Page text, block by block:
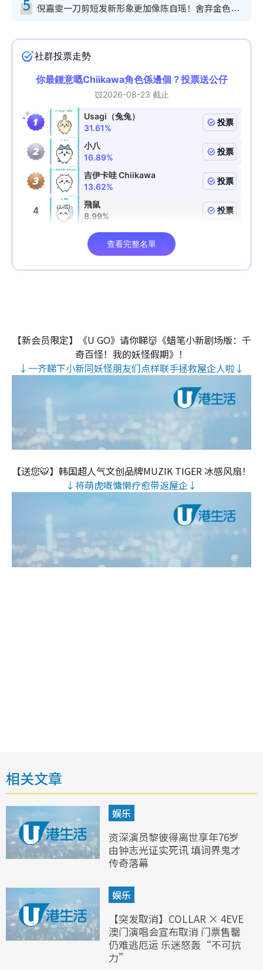
5 倪嘉雯一刀剪短发新形象更加像陈自瑶！舍弃金色长发造型气质大变超惊喜
【新会员限定】《U GO》请你睇👹《蜡笔小新剧场版：千
奇百怪！我的妖怪假期》！
↓一齐睇下小新同妖怪朋友们点样联手拯救屋企人啦↓
【送您🐯】韩国超人气文创品牌MUZIK TIGER 冰感风扇！
↓将萌虎嘅慵懒疗愈带返屋企↓
相关文章
娱乐
资深演员黎彼得离世享年76岁
由钟志光证实死讯 填词界鬼才
传奇落幕
娱乐
【突发取消】COLLAR × 4EVE
澳门演唱会宣布取消 门票售罄
仍难逃厄运 乐迷怒轰“不可抗
力”